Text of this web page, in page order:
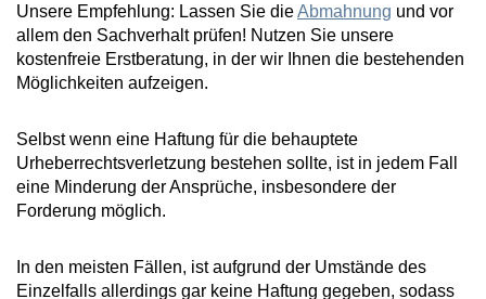
Unsere Empfehlung: Lassen Sie dieAbmahnung und vor
allem den Sachverhalt prüfen! Nutzen Sie unsere
kostenfreie Erstberatung, in der wir Ihnen die bestehenden
Möglichkeiten aufzeigen.
Selbst wenn eine Haftung für die behauptete
Urheberrechtsverletzung bestehen sollte, ist in jedem Fall
eine Minderung der Ansprüche, insbesondere der
Forderung möglich.
In den meisten Fällen, ist aufgrund der Umstände des
Einzelfalls allerdings gar keine Haftung gegeben, sodass